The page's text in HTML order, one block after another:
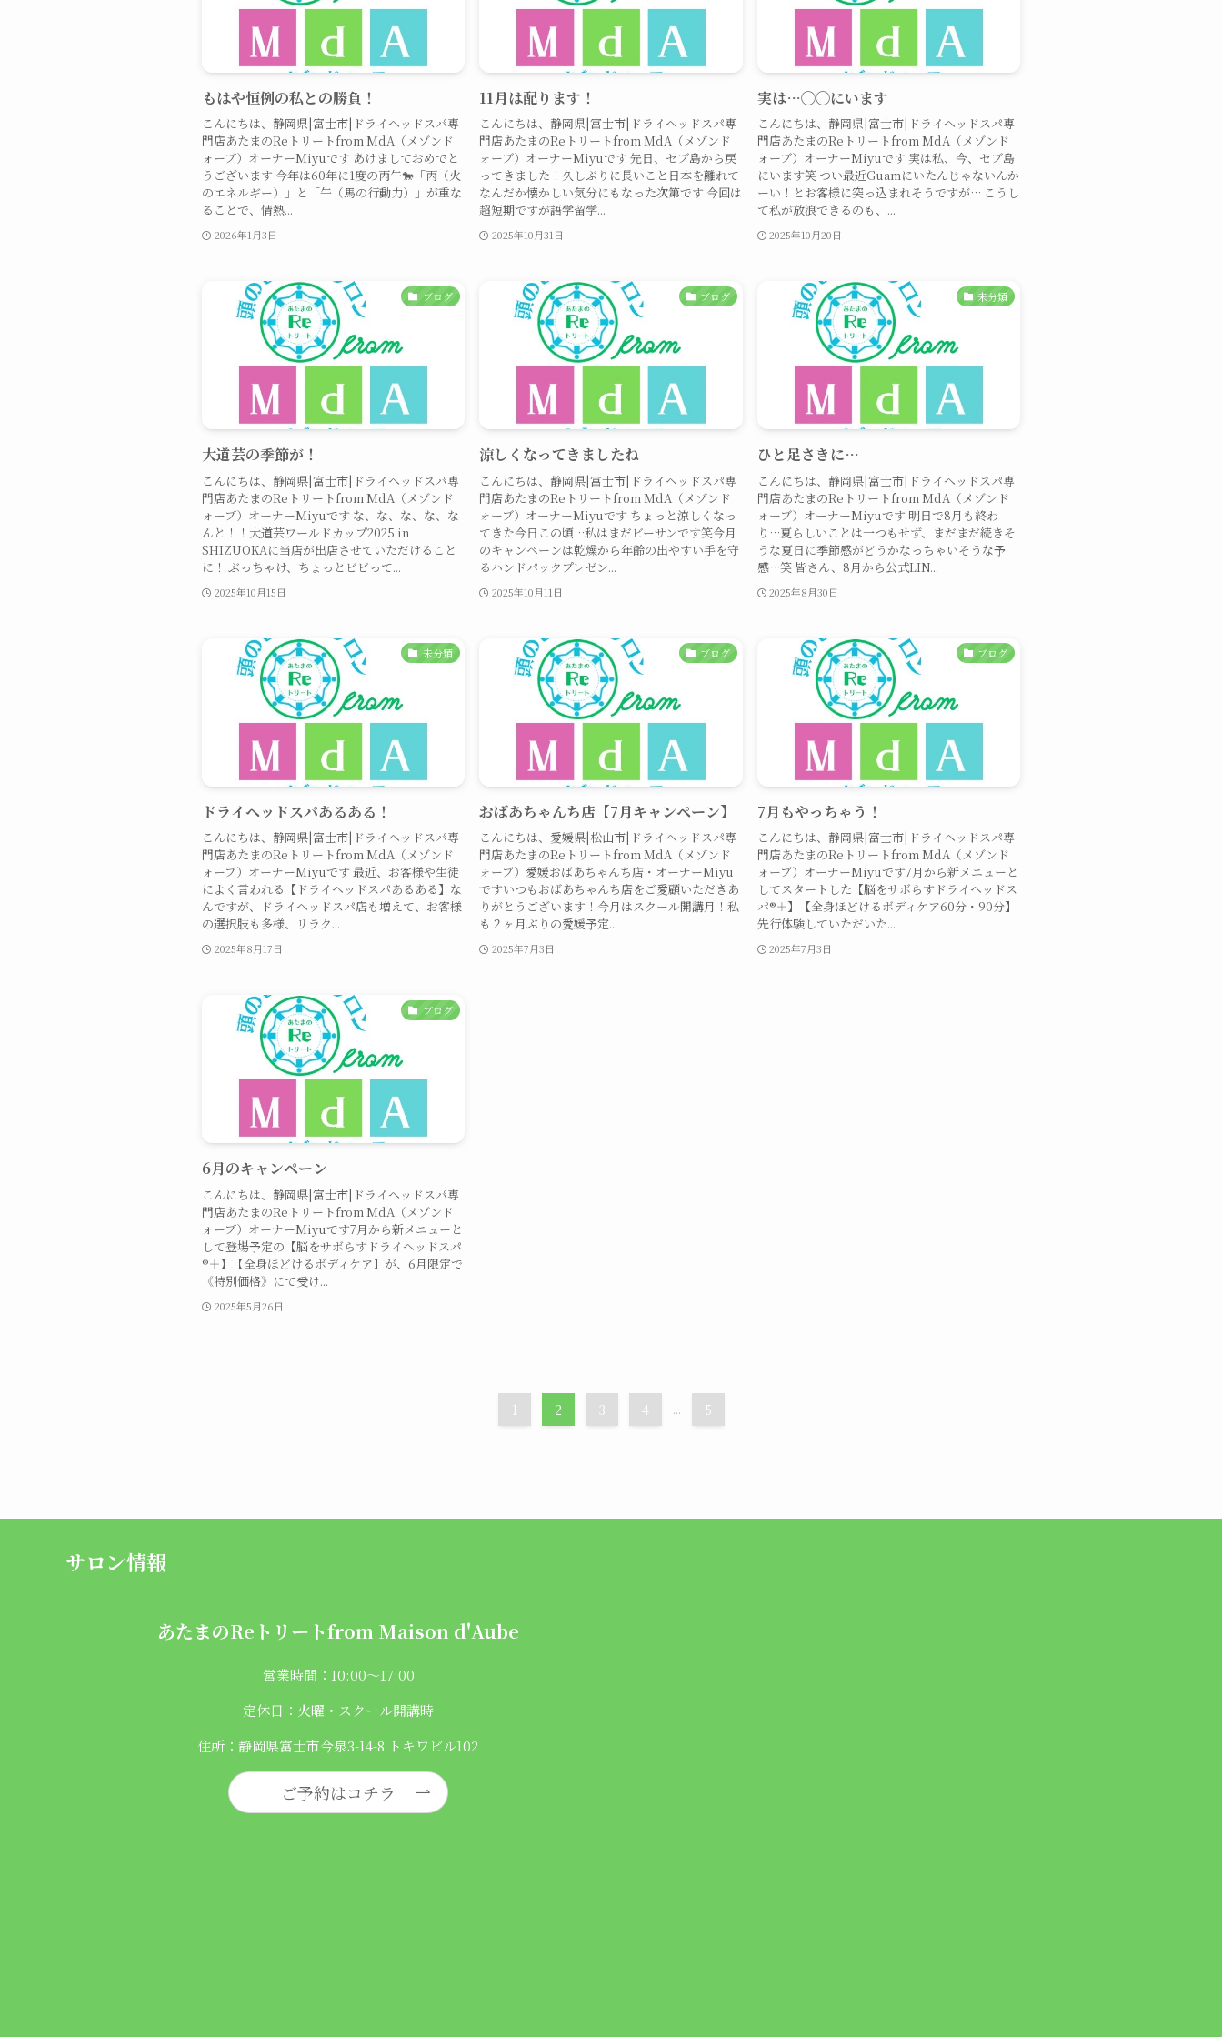
もはや恒例の私との勝負！
こんにちは、静岡県|富士市|ドライヘッドスパ専
門店あたまのReトリートfrom MdA（メゾンド
ォーブ）オーナーMiyuです あけましておめでと
うございます 今年は60年に1度の丙午🐎「丙（火
のエネルギー）」と「午（馬の行動力）」が重な
ることで、情熱...
2026年1月3日
11月は配ります！
こんにちは、静岡県|富士市|ドライヘッドスパ専
門店あたまのReトリートfrom MdA（メゾンド
ォーブ）オーナーMiyuです 先日、セブ島から戻
ってきました！久しぶりに長いこと日本を離れて
なんだか懐かしい気分にもなった次第です 今回は
超短期ですが語学留学...
2025年10月31日
実は…◯◯にいます
こんにちは、静岡県|富士市|ドライヘッドスパ専
門店あたまのReトリートfrom MdA（メゾンド
ォーブ）オーナーMiyuです 実は私、今、セブ島
にいます笑 つい最近Guamにいたんじゃないんか
ーい！とお客様に突っ込まれそうですが… こうし
て私が放浪できるのも、...
2025年10月20日
ブログ
大道芸の季節が！
こんにちは、静岡県|富士市|ドライヘッドスパ専
門店あたまのReトリートfrom MdA（メゾンド
ォーブ）オーナーMiyuです な、な、な、な、な
んと！！大道芸ワールドカップ2025 in
SHIZUOKAに当店が出店させていただけること
に！ ぶっちゃけ、ちょっとビビって...
2025年10月15日
ブログ
涼しくなってきましたね
こんにちは、静岡県|富士市|ドライヘッドスパ専
門店あたまのReトリートfrom MdA（メゾンド
ォーブ）オーナーMiyuです ちょっと涼しくなっ
てきた今日この頃…私はまだビーサンです笑今月
のキャンペーンは乾燥から年齢の出やすい手を守
るハンドパックプレゼン...
2025年10月11日
未分類
ひと足さきに…
こんにちは、静岡県|富士市|ドライヘッドスパ専
門店あたまのReトリートfrom MdA（メゾンド
ォーブ）オーナーMiyuです 明日で8月も終わ
り…夏らしいことは一つもせず、まだまだ続きそ
うな夏日に季節感がどうかなっちゃいそうな予
感…笑 皆さん、8月から公式LIN...
2025年8月30日
未分類
ドライヘッドスパあるある！
こんにちは、静岡県|富士市|ドライヘッドスパ専
門店あたまのReトリートfrom MdA（メゾンド
ォーブ）オーナーMiyuです 最近、お客様や生徒
によく言われる【ドライヘッドスパあるある】な
んですが、ドライヘッドスパ店も増えて、お客様
の選択肢も多様、リラク...
2025年8月17日
ブログ
おばあちゃんち店【7月キャンペーン】
こんにちは、愛媛県|松山市|ドライヘッドスパ専
門店あたまのReトリートfrom MdA（メゾンド
ォーブ）愛媛おばあちゃんち店・オーナーMiyu
ですいつもおばあちゃんち店をご愛顧いただきあ
りがとうございます！今月はスクール開講月！私
も２ヶ月ぶりの愛媛予定...
2025年7月3日
ブログ
7月もやっちゃう！
こんにちは、静岡県|富士市|ドライヘッドスパ専
門店あたまのReトリートfrom MdA（メゾンド
ォーブ）オーナーMiyuです7月から新メニューと
してスタートした【脳をサボらすドライヘッドス
パ®︎＋】【全身ほどけるボディケア60分・90分】
先行体験していただいた...
2025年7月3日
ブログ
6月のキャンペーン
こんにちは、静岡県|富士市|ドライヘッドスパ専
門店あたまのReトリートfrom MdA（メゾンド
ォーブ）オーナーMiyuです7月から新メニューと
して登場予定の【脳をサボらすドライヘッドスパ
®︎＋】【全身ほどけるボディケア】が、6月限定で
《特別価格》にて受け...
2025年5月26日
1 2 3 4 ... 5
サロン情報
あたまのReトリートfrom Maison d'Aube
営業時間：10:00〜17:00
定休日：火曜・スクール開講時
住所：静岡県富士市今泉3-14-8 トキワビル102
ご予約はコチラ